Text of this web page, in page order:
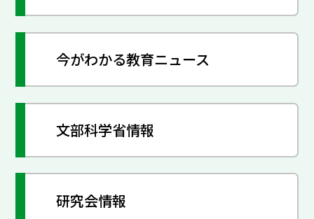
今がわかる教育ニュース
文部科学省情報
研究会情報